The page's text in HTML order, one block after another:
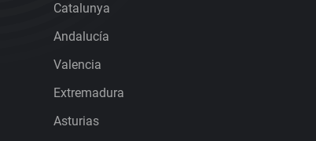
Catalunya
Andalucía
Valencia
Extremadura
Asturias